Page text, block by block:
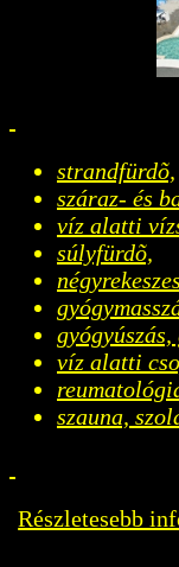
strandfürdõ,
száraz- és
víz alatti
súlyfürdõ,
víz alatti
szauna,
Részletesebb